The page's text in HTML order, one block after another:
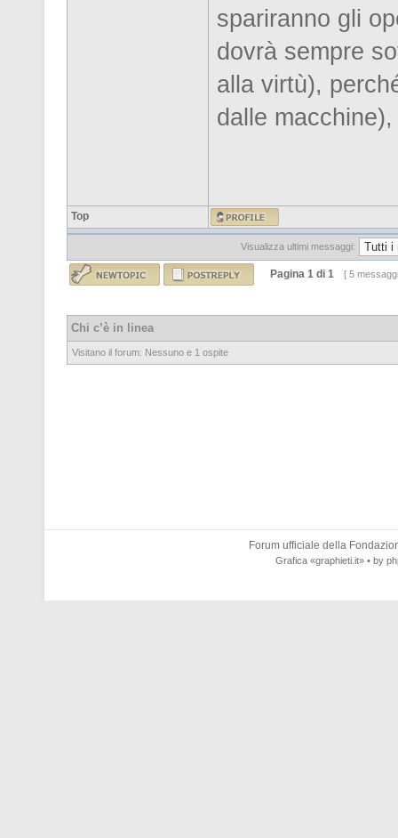
spariranno gli
dovrà sempre
alla virtù),
dalle
Top
Visualizza ultimi messaggi:
Pagina 1 di 1 [ 5
Chi c’è in linea
Visitano il forum: Nessuno e 1 ospite
Forum ufficiale della
Grafica «graphieti.it» • by